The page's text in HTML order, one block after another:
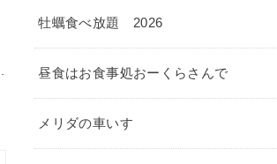
牡蠣食べ放題 2026
昼食はお食事処おーくらさんで
メリダの車いす